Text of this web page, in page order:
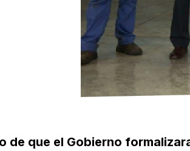
de que el Gobierno